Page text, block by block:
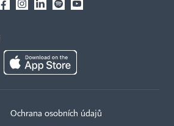
Ochrana osobních údajů